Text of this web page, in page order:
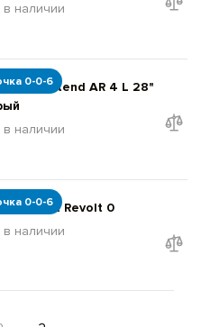
в наличии
0-0-6
Contend AR 4 L 28"
в наличии
0-0-6
Giant Revolt 0
в наличии